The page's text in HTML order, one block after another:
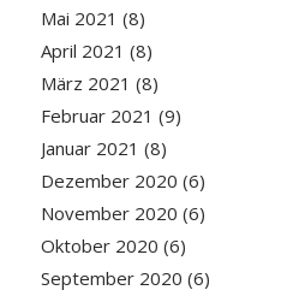
Mai 2021 (8)
April 2021 (8)
März 2021 (8)
Februar 2021 (9)
Januar 2021 (8)
Dezember 2020 (6)
November 2020 (6)
Oktober 2020 (6)
September 2020 (6)